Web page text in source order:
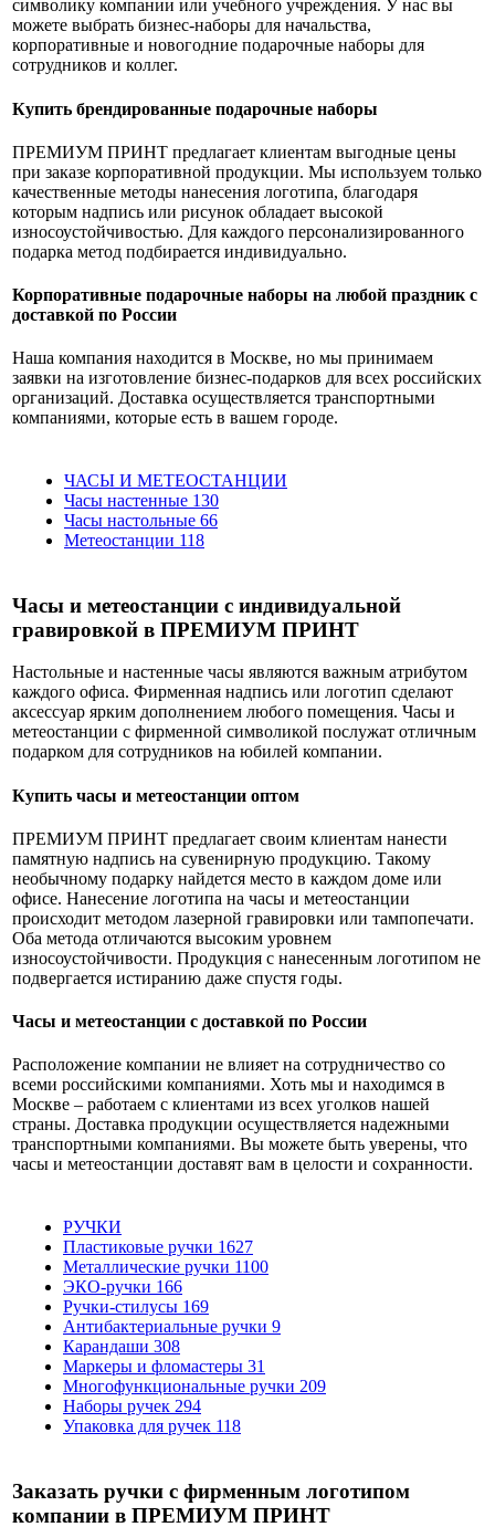
символику компании или учебного учреждения. У нас вы
можете выбрать бизнес-наборы для начальства,
корпоративные и новогодние подарочные наборы для
сотрудников и коллег.
Купить брендированные подарочные наборы
ПРЕМИУМ ПРИНТ предлагает клиентам выгодные цены
при заказе корпоративной продукции. Мы используем только
качественные методы нанесения логотипа, благодаря
которым надпись или рисунок обладает высокой
износоустойчивостью. Для каждого персонализированного
подарка метод подбирается индивидуально.
Корпоративные подарочные наборы на любой праздник с
доставкой по России
Наша компания находится в Москве, но мы принимаем
заявки на изготовление бизнес-подарков для всех российских
организаций. Доставка осуществляется транспортными
компаниями, которые есть в вашем городе.
ЧАСЫ И МЕТЕОСТАНЦИИ
Часы настенные 130
Часы настольные 66
Метеостанции 118
Часы и метеостанции с индивидуальной
гравировкой в ПРЕМИУМ ПРИНТ
Настольные и настенные часы являются важным атрибутом
каждого офиса. Фирменная надпись или логотип сделают
аксессуар ярким дополнением любого помещения. Часы и
метеостанции с фирменной символикой послужат отличным
подарком для сотрудников на юбилей компании.
Купить часы и метеостанции оптом
ПРЕМИУМ ПРИНТ предлагает своим клиентам нанести
памятную надпись на сувенирную продукцию. Такому
необычному подарку найдется место в каждом доме или
офисе. Нанесение логотипа на часы и метеостанции
происходит методом лазерной гравировки или тампопечати.
Оба метода отличаются высоким уровнем
износоустойчивости. Продукция с нанесенным логотипом не
подвергается истиранию даже спустя годы.
Часы и метеостанции с доставкой по России
Расположение компании не влияет на сотрудничество со
всеми российскими компаниями. Хоть мы и находимся в
Москве – работаем с клиентами из всех уголков нашей
страны. Доставка продукции осуществляется надежными
транспортными компаниями. Вы можете быть уверены, что
часы и метеостанции доставят вам в целости и сохранности.
РУЧКИ
Пластиковые ручки 1627
Металлические ручки 1100
ЭКО-ручки 166
Ручки-стилусы 169
Антибактериальные ручки 9
Карандаши 308
Маркеры и фломастеры 31
Многофункциональные ручки 209
Наборы ручек 294
Упаковка для ручек 118
Заказать ручки с фирменным логотипом
компании в ПРЕМИУМ ПРИНТ